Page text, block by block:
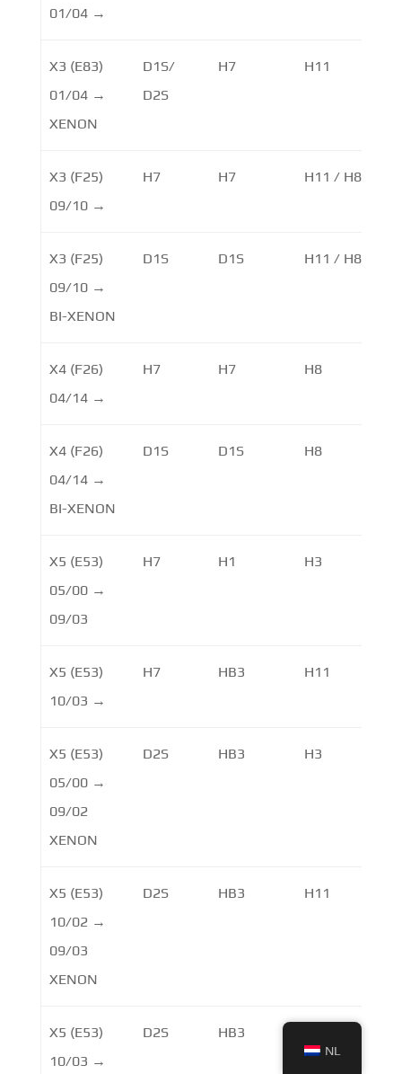
01/04 →
X3 (E83)
01/04 →
XENON
D1S/
D2S
H7 H11
X3 (F25)
09/10 →
H7 H7 H11 / H8
X3 (F25)
09/10 →
BI-XENON
D1S D1S H11 / H8
X4 (F26)
04/14 →
H7 H7 H8
X4 (F26)
04/14 →
BI-XENON
D1S D1S H8
X5 (E53)
05/00 →
09/03
H7 H1 H3
X5 (E53)
10/03 →
H7 HB3 H11
X5 (E53)
05/00 →
09/02
XENON
D2S HB3 H3
X5 (E53)
10/02 →
09/03
XENON
D2S HB3 H11
X5 (E53)
10/03 →
D2S HB3
NL